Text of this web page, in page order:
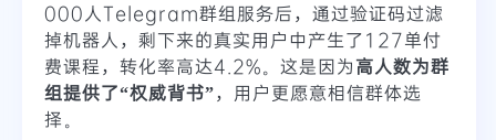
000人Telegram群组服务后，通过验证码过滤
掉机器人，剩下来的真实用户中产生了127单付
费课程，转化率高达4.2%。这是因为高人数为群
组提供了“权威背书”，用户更愿意相信群体选
择。